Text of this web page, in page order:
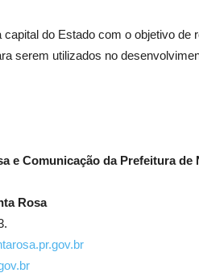
do Estado com o objetivo
serem utilizados no
e Comunicação da Prefeitura de
Rosa